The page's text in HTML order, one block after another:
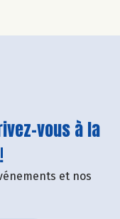
vous à la
et nos